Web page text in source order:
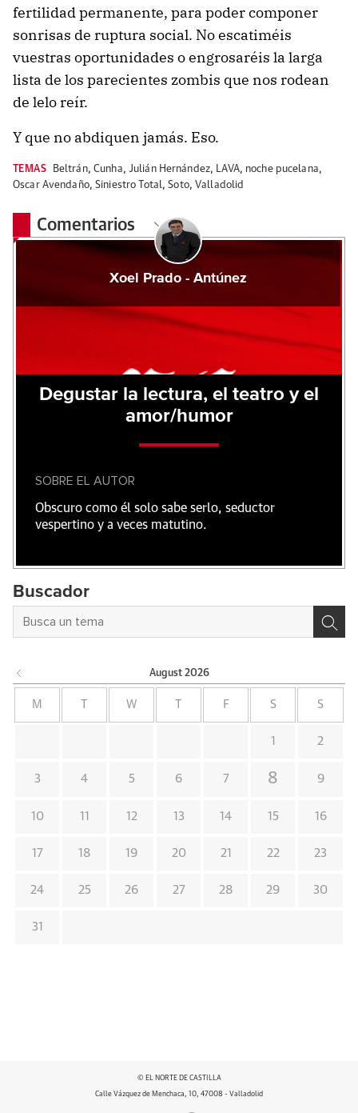
fertilidad permanente, para poder componer
sonrisas de ruptura social. No escatiméis
vuestras oportunidades o engrosaréis la larga
lista de los parecientes zombis que nos rodean
de lelo reír.
Y que no abdiquen jamás. Eso.
TEMAS Beltrán, Cunha, Julián Hernández, LAVA, noche pucelana,
Oscar Avendaño,Siniestro Total,Soto,Valladolid
Comentarios
Xoel Prado - Antúnez
Degustar la lectura, el teatro y el
amor/humor
SOBRE EL AUTOR
Obscuro como él solo sabe serlo, seductor
vespertino y a veces matutino.
Buscador
August 2026
M W F S S
1 2
3 4 5 6 7 8 9
10 11 12 13 14 15 16
17 18 19 20 21 22 23
24 25 26 27 28 29 30
31
© EL NORTE DE CASTILLA
Calle Vázquez de Menchaca, 10, 47008 - Valladolid